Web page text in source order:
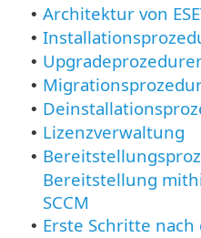
• Architektur von
•
•
•
•
• Lizenzverwaltung
•
Bereitstellung
SCCM
• Erste Schritte